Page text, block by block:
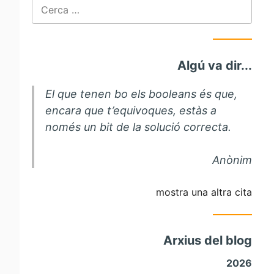
Algú va dir...
El que tenen bo els booleans és que,
encara que t’equivoques, estàs a
només un bit de la solució correcta.
Anònim
mostra una altra cita
Arxius del blog
2026